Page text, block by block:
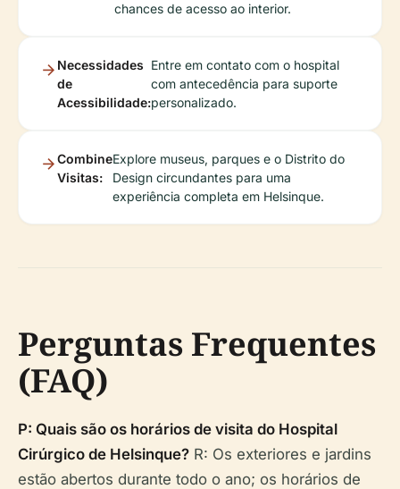
chances de acesso ao interior.
Necessidades
de
Acessibilidade:
Entre em contato com o hospital
com antecedência para suporte
personalizado.
Combine
Visitas:
Explore museus, parques e o Distrito do
Design circundantes para uma
experiência completa em Helsinque.
Perguntas Frequentes
(FAQ)
P: Quais são os horários de visita do Hospital
Cirúrgico de Helsinque? R: Os exteriores e jardins
estão abertos durante todo o ano; os horários de